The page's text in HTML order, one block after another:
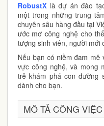
RobustX là dự án đào
một trong những trung
chuyên sâu hàng đầu tại
ước mơ công nghệ cho
tượng sinh viên, người mới
Nếu bạn có niềm đam
vực công nghệ, và mong
trẻ khám phá con đường
dành cho bạn.
MÔ TẢ CÔNG VIỆC